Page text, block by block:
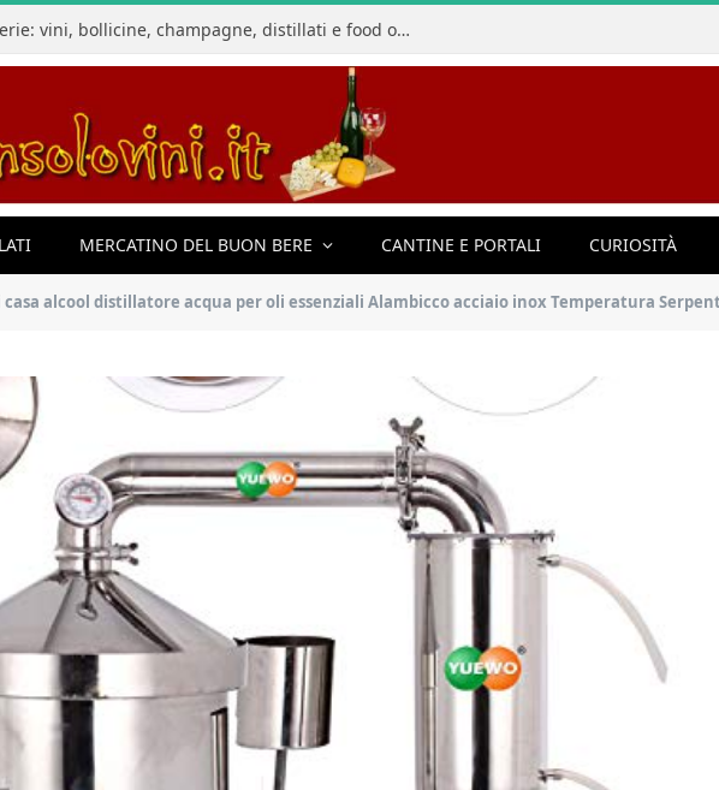
La Champagnerie: vini, bollicine, champagne, distillati e food online
MERCATINO DEL BUON BERE CANTINE E PORTALI CURIOSITÀ
alcool distillatore acqua per oli essenziali Alambicco acciaio inox Temperatura